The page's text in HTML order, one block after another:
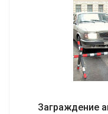
Заграждение